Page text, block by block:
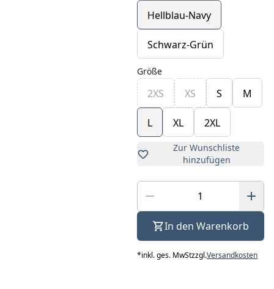
Hellblau-Navy
Schwarz-Grün
Größe
2XS XS S M
L XL 2XL
Zur Wunschliste
hinzufügen
In den Warenkorb
*inkl. ges. MwStzzgl.Versandkosten